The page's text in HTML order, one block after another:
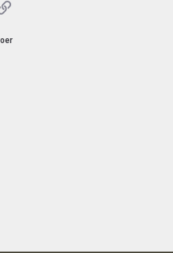
Link